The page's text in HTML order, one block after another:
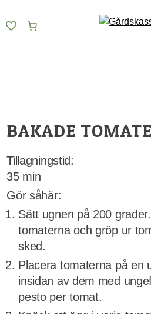
to
BAKADE
Tillagningstid:
35 min
Gör såhär:
Sätt ugnen på 200
tomaterna och gröp ur
sked.
Placera tomaterna på en
insidan av dem med
pesto per tomat.